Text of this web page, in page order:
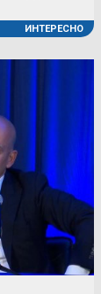
ИНТЕРЕСНО